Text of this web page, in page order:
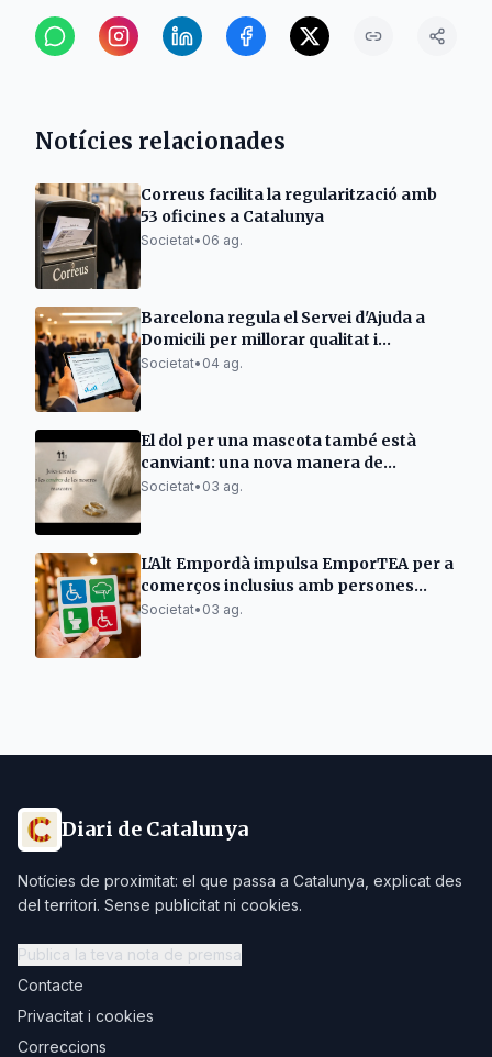
Notícies relacionades
Correus facilita la regularització amb
53 oficines a Catalunya
Societat• 06 ag.
Barcelona regula el Servei d'Ajuda a
Domicili per millorar qualitat i
eficiència
Societat• 04 ag.
El dol per una mascota també està
canviant: una nova manera de
mantenir-ne viu el record
Societat• 03 ag.
L'Alt Empordà impulsa EmporTEA per a
comerços inclusius amb persones
autistes
Societat• 03 ag.
Diari de Catalunya
Notícies de proximitat: el que passa a Catalunya, explicat des
del territori. Sense publicitat ni cookies.
Publica la teva nota de premsa
Contacte
Privacitat i cookies
Correccions